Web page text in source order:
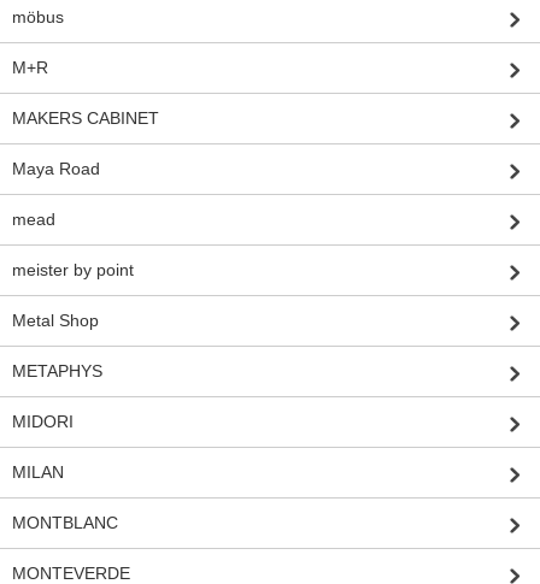
möbus
M+R
MAKERS CABINET
Maya Road
mead
meister by point
Metal Shop
METAPHYS
MIDORI
MILAN
MONTBLANC
MONTEVERDE